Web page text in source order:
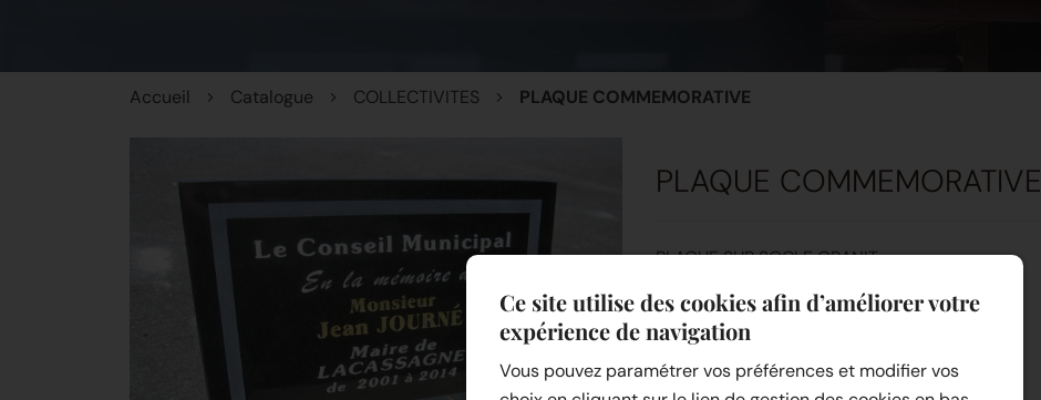
Accueil Catalogue COLLECTIVITES PLAQUE COMMEMORATIVE
PLAQUE COMMEMORATIVE
PLAQUE SUR SOCLE GRANIT
SUR MESURE
Ce site utilise des cookies afin d’améliorer votre
expérience de navigation
Vous pouvez paramétrer vos préférences et modifier vos